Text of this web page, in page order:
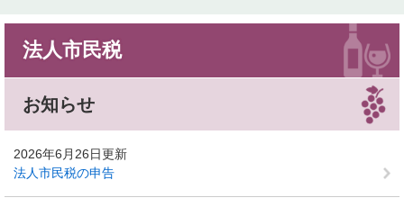
す
し
文
法人市民税
お知らせ
2026年6月26日更新
法人市民税の申告